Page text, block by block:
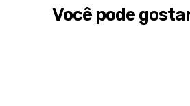
Você pode